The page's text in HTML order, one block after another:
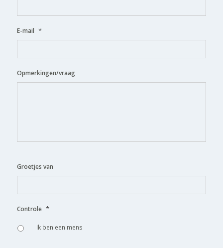
E-mail *
Opmerkingen/vraag
Groetjes van
Controle *
Ik ben een mens